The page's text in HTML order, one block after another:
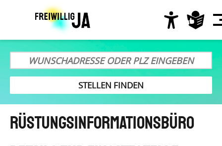
Hauptnavigation
RüstungsInformationsBüro